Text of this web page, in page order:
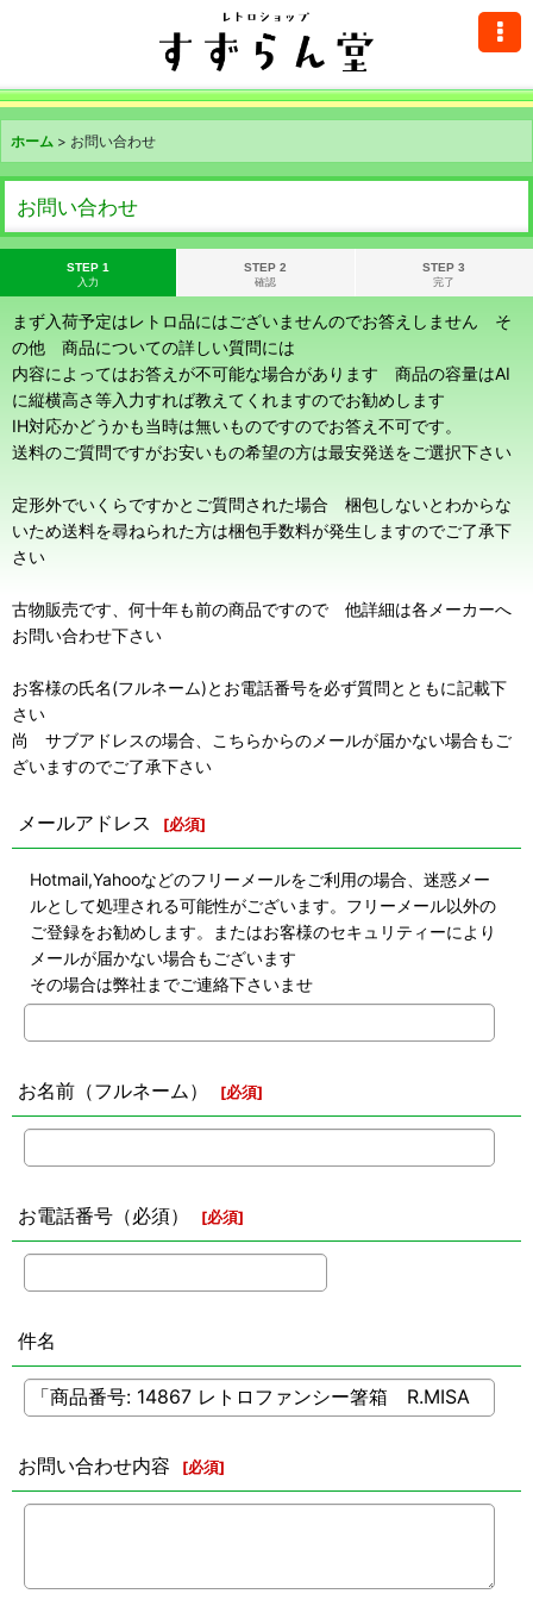
ホーム > お問い合わせ
お問い合わせ
STEP 1
入力
STEP 2
確認
STEP 3
完了
まず入荷予定はレトロ品にはございませんのでお答えしません そ
の他 商品についての詳しい質問には
内容によってはお答えが不可能な場合があります 商品の容量はAI
に縦横高さ等入力すれば教えてくれますのでお勧めします
IH対応かどうかも当時は無いものですのでお答え不可です。
送料のご質問ですがお安いもの希望の方は最安発送をご選択下さい
定形外でいくらですかとご質問された場合 梱包しないとわからな
いため送料を尋ねられた方は梱包手数料が発生しますのでご了承下
さい
古物販売です、何十年も前の商品ですので 他詳細は各メーカーへ
お問い合わせ下さい
お客様の氏名(フルネーム)とお電話番号を必ず質問とともに記載下
さい
尚 サブアドレスの場合、こちらからのメールが届かない場合もご
ざいますのでご了承下さい
メールアドレス [必須]
Hotmail,Yahooなどのフリーメールをご利用の場合、迷惑メー
ルとして処理される可能性がございます。フリーメール以外の
ご登録をお勧めします。またはお客様のセキュリティーにより
メールが届かない場合もございます
その場合は弊社までご連絡下さいませ
お名前（フルネーム） [必須]
お電話番号（必須） [必須]
件名
お問い合わせ内容 [必須]